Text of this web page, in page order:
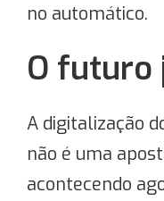
no automático.
O futuro
A digitalização
não é uma
acontecendo